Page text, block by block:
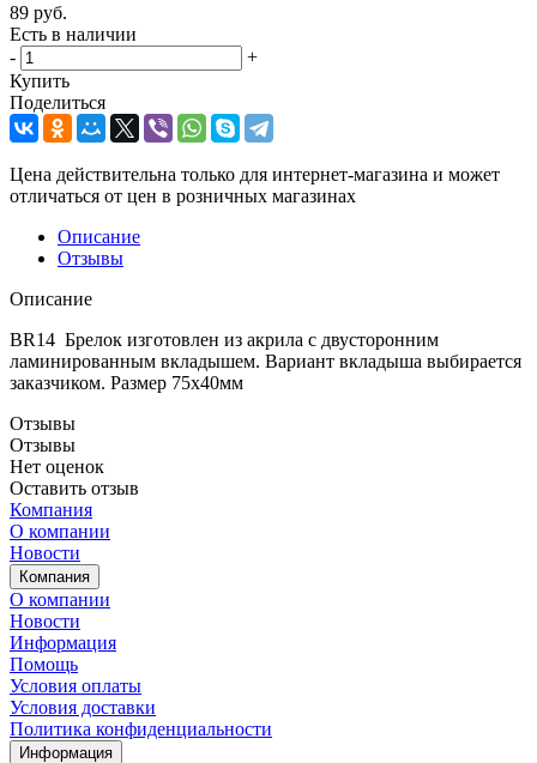
89 руб.
Есть в наличии
-
+
Купить
Поделиться
Цена действительна только для интернет-магазина и может
отличаться от цен в розничных магазинах
Описание
Отзывы
Описание
BR14 Брелок изготовлен из акрила с двусторонним
ламинированным вкладышем. Вариант вкладыша выбирается
заказчиком. Размер 75х40мм
Отзывы
Отзывы
Нет оценок
Оставить отзыв
Компания
О компании
Новости
Компания
О компании
Новости
Информация
Помощь
Условия оплаты
Условия доставки
Политика конфиденциальности
Информация